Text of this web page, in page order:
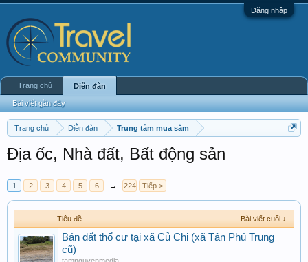
Đăng nhập
Trang chủ Diễn đàn Trung tâm mua sắm
Địa ốc, Nhà đất, Bất động sản
1 2 3 4 5 6 → 224 Tiếp >
Tiêu đề Bài viết cuối ↓
Bán đất thổ cư tại xã Củ Chi (xã Tân Phú Trung
cũ)
Trang chủ Diễn đàn
Bài viết gần đây